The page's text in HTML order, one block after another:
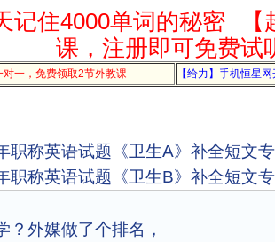
记住4000单词的秘密
课，注册即可免费试
对一，免费领取2节外教课 【给力】手机恒星
职称英语试题《卫生A》补全短文
职称英语试题《卫生B》补全短文
？外媒做了个排名，